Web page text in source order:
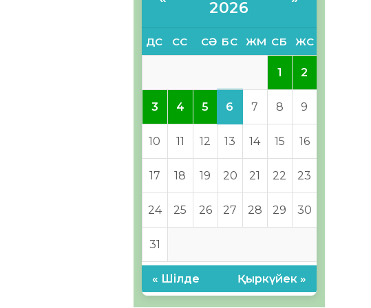
2026
ДС СС СӘ БС ЖМ СБ ЖС
1 2
3 4 5 6 7 8 9
10 11 12 13 14 15 16
17 18 19 20 21 22 23
24 25 26 27 28 29 30
31
« Шілде Қыркүйек »